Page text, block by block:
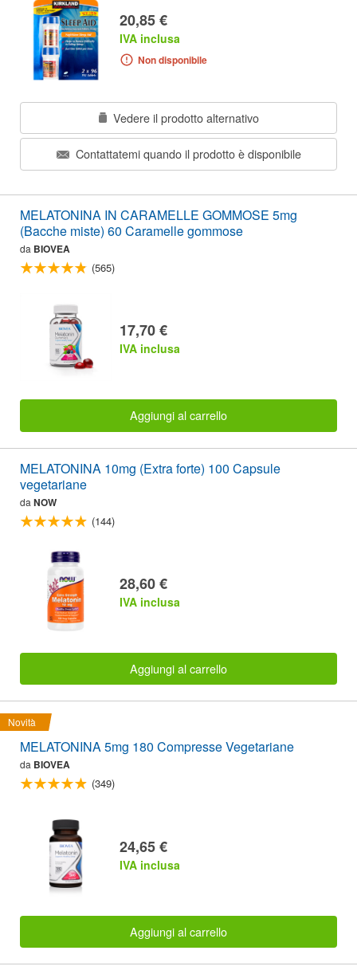
20,85 €
IVA inclusa
Non disponibile
Vedere il prodotto alternativo
Contattatemi quando il prodotto è disponibile
MELATONINA IN CARAMELLE GOMMOSE 5mg
(Bacche miste) 60 Caramelle gommose
da BIOVEA
(565)
17,70 €
IVA inclusa
Aggiungi al carrello
MELATONINA 10mg (Extra forte) 100 Capsule
vegetariane
da NOW
(144)
28,60 €
IVA inclusa
Aggiungi al carrello
Novità
MELATONINA 5mg 180 Compresse Vegetariane
da BIOVEA
(349)
24,65 €
IVA inclusa
Aggiungi al carrello